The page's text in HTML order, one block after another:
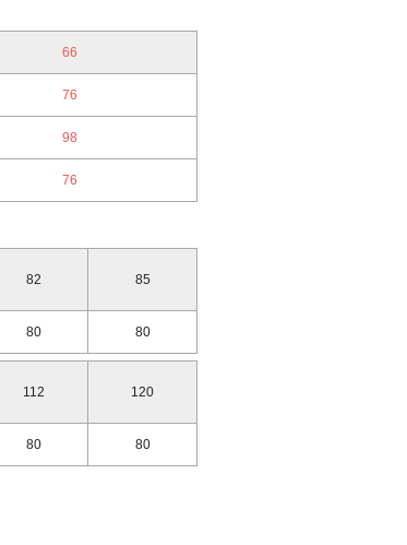
66
76
98
76
82 85
80 80
112 120
80 80